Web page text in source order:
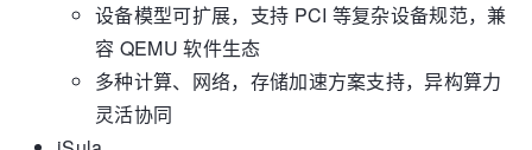
设备模型可扩展，支持 PCI 等复杂设备规范，兼
容 QEMU 软件生态
多种计算、网络，存储加速方案支持，异构算力
灵活协同